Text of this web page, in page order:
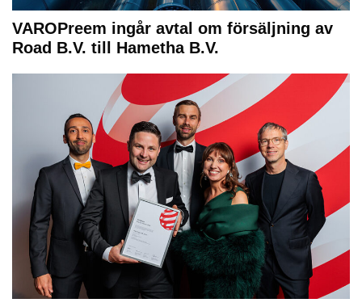
VAROPreem ingår avtal om försäljning av
Road B.V. till Hametha B.V.